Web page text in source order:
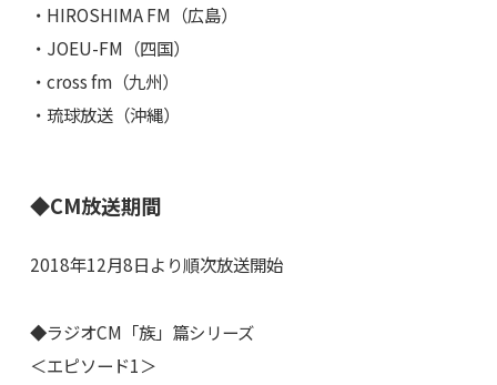
・HIROSHIMA FM（広島）
・JOEU-FM（四国）
・cross fm（九州）
・琉球放送（沖縄）
◆CM放送期間
2018年12月8日より順次放送開始
◆ラジオCM「族」篇シリーズ
＜エピソード1＞